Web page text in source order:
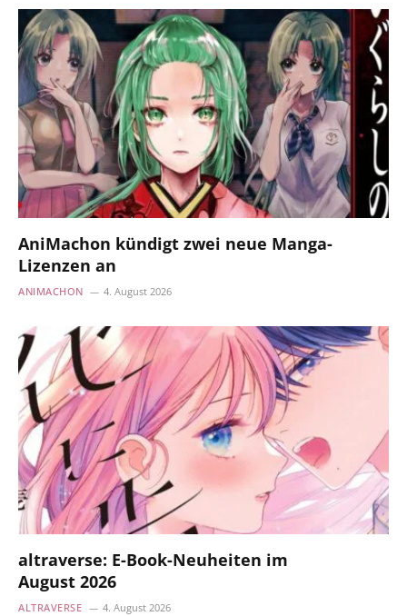
AniMachon kündigt zwei neue Manga-
Lizenzen an
ANIMACHON 4. August 2026
altraverse: E-Book-Neuheiten im
August 2026
ALTRAVERSE 4. August 2026